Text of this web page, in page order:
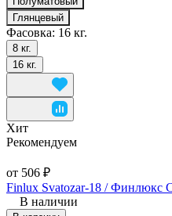
Глянцевый
Фасовка: 16 кг.
8 кг.
16 кг.
Хит
Рекомендуем
от 506 ₽
Finlux Svatozar-18 / Финлюкс
В наличии